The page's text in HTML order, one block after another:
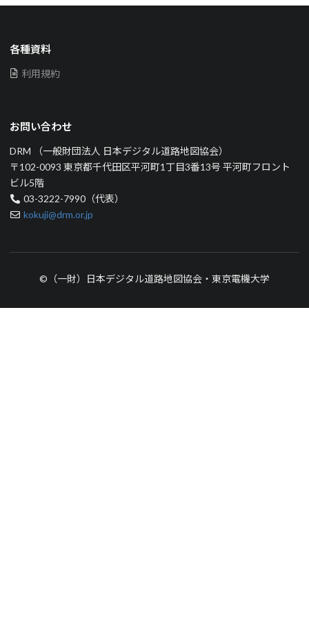
各種資料
利用規約
お問い合わせ
DRM （一般財団法人 日本デジタル道路地図協会）
〒102-0093 東京都千代田区平河町1丁目3番13号 平河町フロント
ビル5階
03-3222-7990（代表）
kokuji@drm.or.jp
©（一財）日本デジタル道路地図協会・東京電機大学